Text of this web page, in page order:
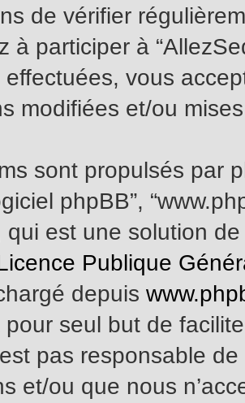
de vérifier
à participer à
vous
modifiées et/ou
sont propulsés par
phpBB”,
qui est une solution
Publique
depuis
seul but de
pas responsable
et/ou que nous